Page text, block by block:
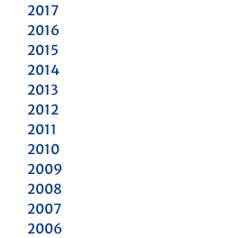
2017
2016
2015
2014
2013
2012
2011
2010
2009
2008
2007
2006